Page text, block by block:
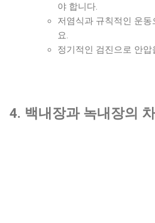
야 합니다.
저염식과 규칙적인 운
요.
정기적인 검진으로 안
4. 백내장과 녹내장의